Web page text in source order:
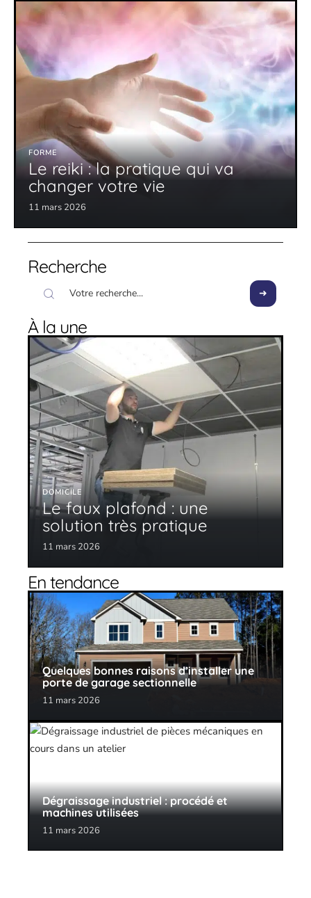
FORME
Le reiki : la pratique qui va
changer votre vie
11 mars 2026
Recherche
À la une
DOMICILE
Le faux plafond : une
solution très pratique
11 mars 2026
En tendance
Quelques bonnes raisons d’installer une
porte de garage sectionnelle
11 mars 2026
Dégraissage industriel : procédé et
machines utilisées
11 mars 2026